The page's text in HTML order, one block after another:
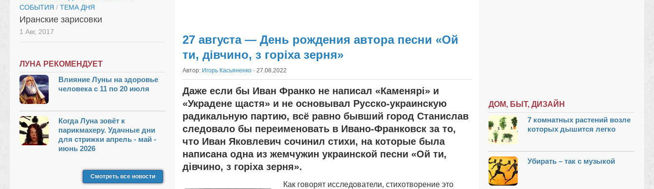
27 августа — День рождения автора песни «Ой
ти, дівчино, з горіха зерня»
Автор: Игорь Касьяненко · 27.08.2022
Даже если бы Иван Франко не написал «Каменярі» и
«Украдене щастя» и не основывал Русско-украинскую
радикальную партию, всё равно бывший город Станислав
следовало бы переименовать в Ивано-Франковск за то,
что Иван Яковлевич сочинил стихи, на которые была
написана одна из жемчужин украинской песни «Ой ти,
дівчино, з горіха зерня».
Как говорят исследователи, стихотворение это
СОБЫТИЯ / ТЕМА ДНЯ
Иранские зарисовки
1 Авг, 2017
ЛУНА РЕКОМЕНДУЕТ
Влияние Луны на здоровье
человека с 11 по 20 июля
Когда Луна зовёт к
парикмахеру. Удачные дни
для стрижки апрель - май -
июнь 2026
Смотреть все новости
ДОМ, БЫТ, ДИЗАЙН
7 комнатных растений возле
которых дышится легко
Убирать – так с музыкой